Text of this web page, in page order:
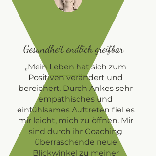
Gesundheit endlich greifbar
„Mein Leben hat sich zum
Positiven verändert und
bereichert. Durch Ankes sehr
empathisches und
einfühlsames Auftreten fiel es
mir leicht, mich zu öffnen. Mir
sind durch ihr Coaching
überraschende neue
Blickwinkel zu meiner